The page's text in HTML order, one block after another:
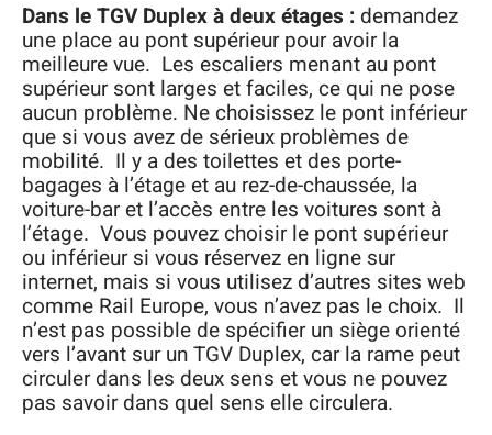
Dans le TGV Duplex à deux étages : demandez
une place au pont supérieur pour avoir la
meilleure vue. Les escaliers menant au pont
supérieur sont larges et faciles, ce qui ne pose
aucun problème. Ne choisissez le pont inférieur
que si vous avez de sérieux problèmes de
mobilité. Il y a des toilettes et des porte-
bagages à l’étage et au rez-de-chaussée, la
voiture-bar et l’accès entre les voitures sont à
l’étage. Vous pouvez choisir le pont supérieur
ou inférieur si vous réservez en ligne sur
internet, mais si vous utilisez d’autres sites web
comme Rail Europe, vous n’avez pas le choix. Il
n’est pas possible de spécifier un siège orienté
vers l’avant sur un TGV Duplex, car la rame peut
circuler dans les deux sens et vous ne pouvez
pas savoir dans quel sens elle circulera.